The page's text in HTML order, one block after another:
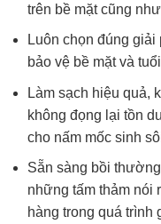
trên bề mặt cũng
Luôn chọn đúng
bảo vệ bề mặt và
Làm sạch hiệu quả,
không đọng lại tồn
cho nấm mốc sinh
Sẵn sàng bồi
những tấm thảm nói
hàng trong quá trình